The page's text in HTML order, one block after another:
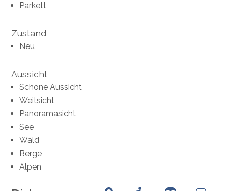
Parkett
Zustand
Neu
Aussicht
Schöne Aussicht
Weitsicht
Panoramasicht
See
Wald
Berge
Alpen